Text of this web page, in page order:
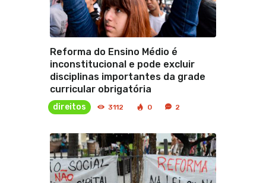
Reforma do Ensino Médio é
inconstitucional e pode excluir
disciplinas importantes da grade
curricular obrigatória
direitos 3112 0 2